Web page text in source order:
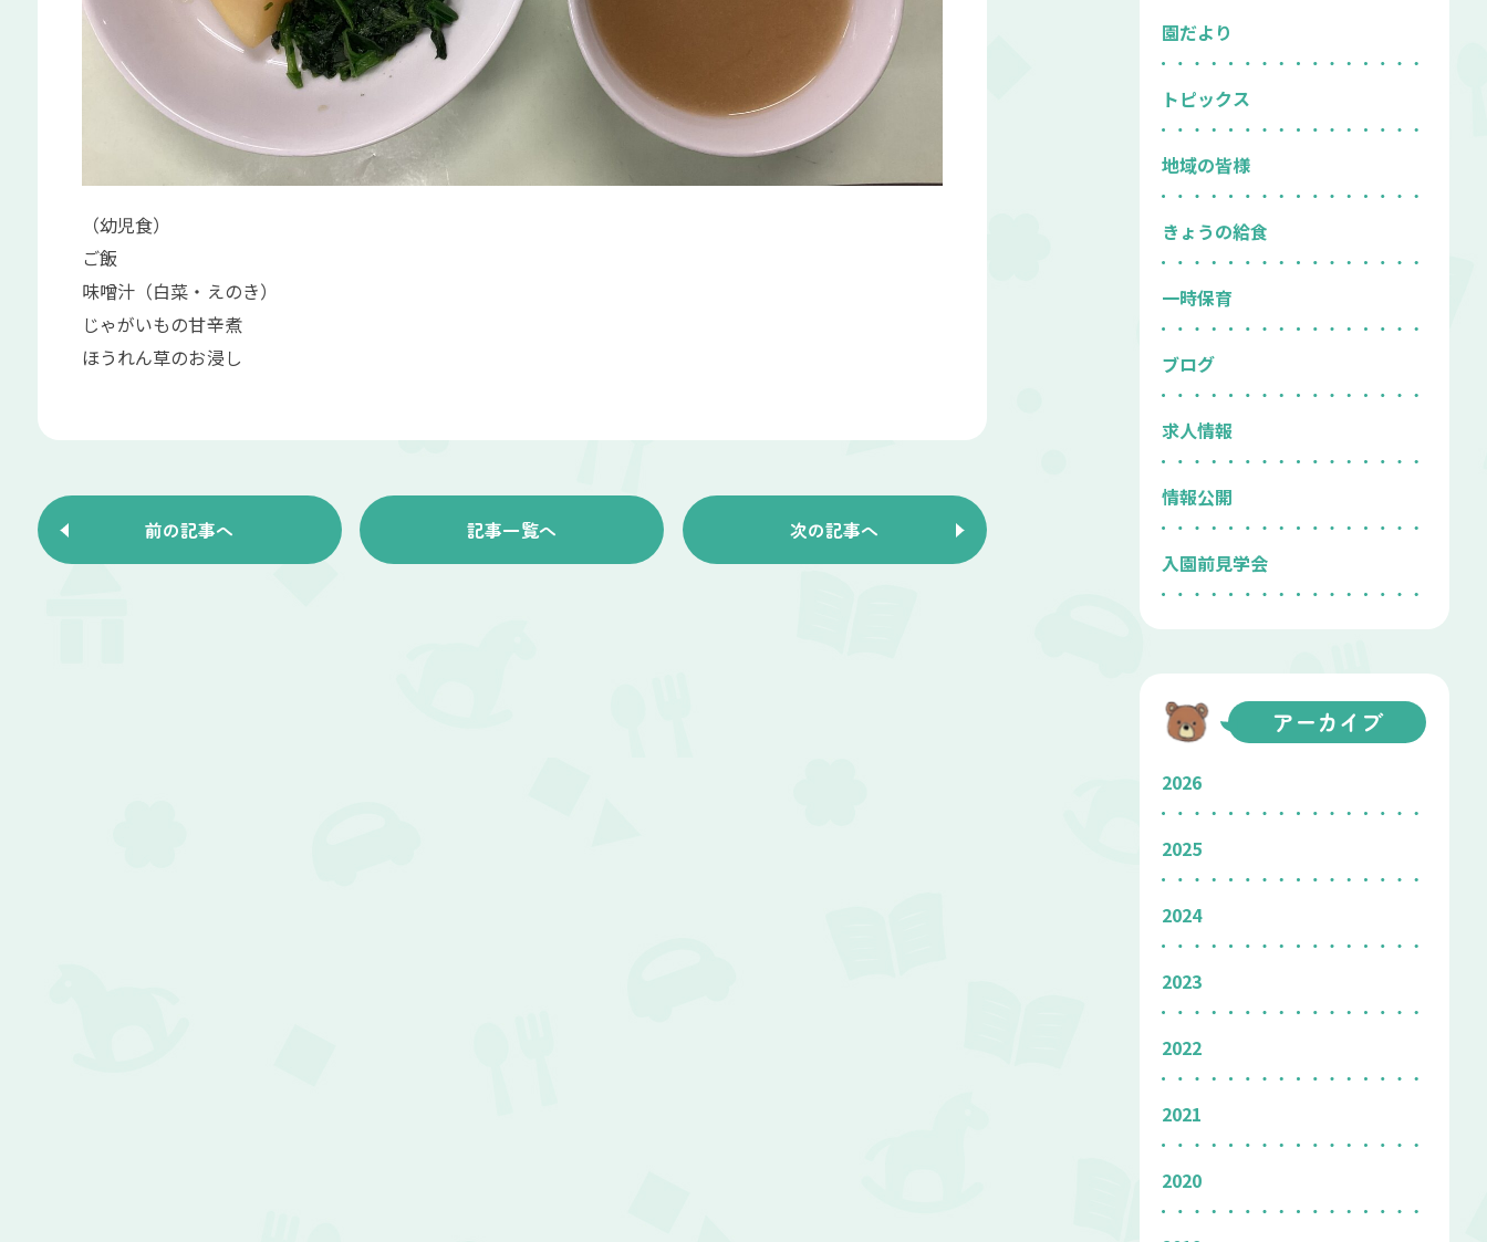
（幼児食）
ご飯
味噌汁（白菜・えのき）
じゃがいもの甘辛煮
ほうれん草のお浸し
前の記事へ 記事一覧へ 次の記事へ
園だより
トピックス
地域の皆様
きょうの給食
一時保育
ブログ
求人情報
情報公開
入園前見学会
アーカイブ
2026
2025
2024
2023
2022
2021
2020